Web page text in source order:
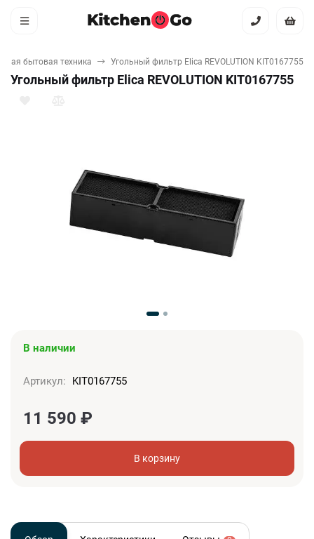
бытовая техника Угольный фильтр Elica REVOLUTION KIT0167755
Угольный фильтр Elica REVOLUTION KIT0167755
В наличии
Артикул: KIT0167755
11 590 ₽
В корзину